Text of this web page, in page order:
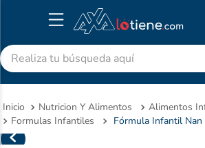
Realiza tu búsqueda aquí
Nutricion Y Alimentos
Formulas Infantiles
TÉRMINOS MÁS BUSCADOS
1.
advitabs